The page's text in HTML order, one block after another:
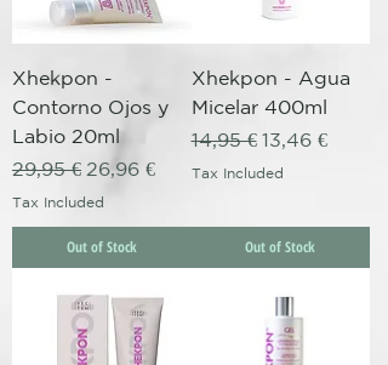
Xhekpon -
Contorno Ojos y
Labio 20ml
Regular Price
29,95 € Sale Price
26,96 €
Tax Included
Out of Stock
Xhekpon - Agua
Micelar 400ml
Regular Price
14,95 € Sale Price
13,46 €
Tax Included
Out of Stock